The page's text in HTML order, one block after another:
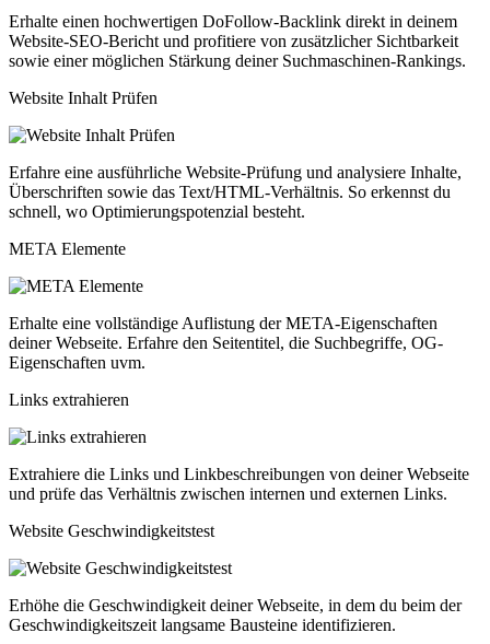
Erhalte einen hochwertigen DoFollow-Backlink direkt in deinem
Website-SEO-Bericht und profitiere von zusätzlicher Sichtbarkeit
sowie einer möglichen Stärkung deiner Suchmaschinen-Rankings.
Website Inhalt Prüfen
Erfahre eine ausführliche Website-Prüfung und analysiere Inhalte,
Überschriften sowie das Text/HTML-Verhältnis. So erkennst du
schnell, wo Optimierungspotenzial besteht.
META Elemente
Erhalte eine vollständige Auflistung der META-Eigenschaften
deiner Webseite. Erfahre den Seitentitel, die Suchbegriffe, OG-
Eigenschaften uvm.
Links extrahieren
Extrahiere die Links und Linkbeschreibungen von deiner Webseite
und prüfe das Verhältnis zwischen internen und externen Links.
Website Geschwindigkeitstest
Erhöhe die Geschwindigkeit deiner Webseite, in dem du beim der
Geschwindigkeitszeit langsame Bausteine identifizieren.